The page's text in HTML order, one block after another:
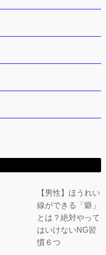
【男性】ほうれい
線ができる「癖」
とは？絶対やって
はいけないNG習
慣６つ